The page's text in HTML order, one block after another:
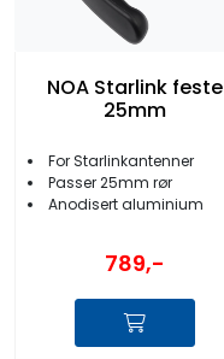
NOA Starlink feste
25mm
For Starlinkantenner
Passer 25mm rør
Anodisert aluminium
789,-